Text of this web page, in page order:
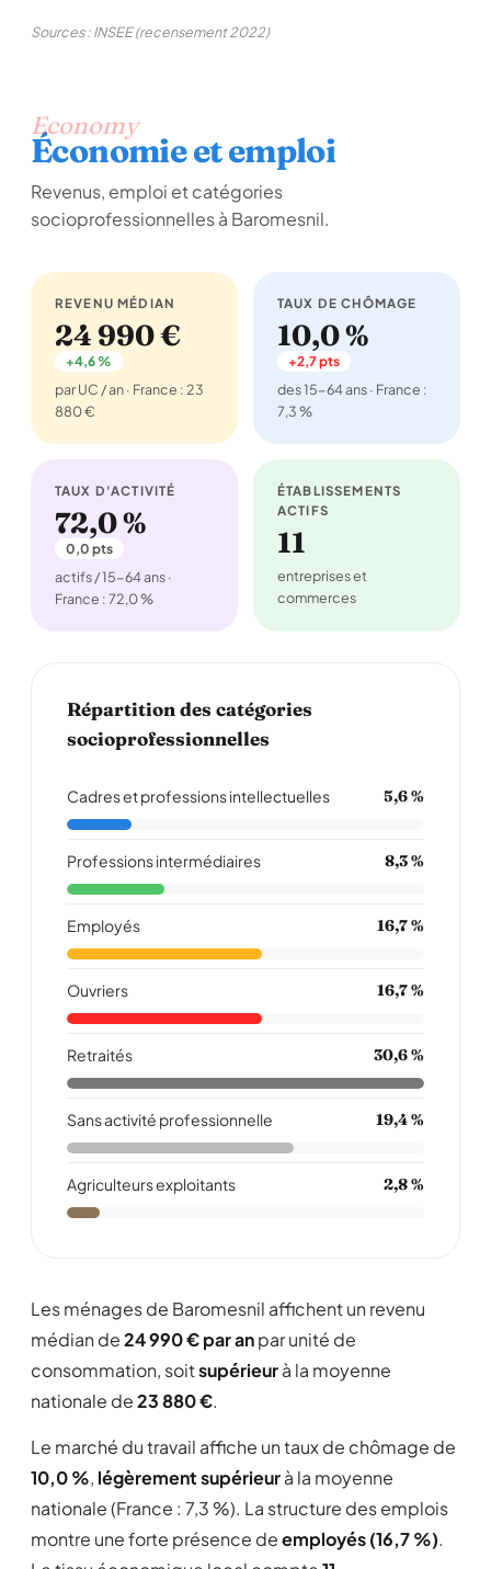
Sources : INSEE (recensement 2022)
Economy
Économie et emploi
Revenus, emploi et catégories
socioprofessionnelles à Baromesnil.
REVENU MÉDIAN
24 990 €
+4,6 %
par UC / an · France : 23
880 €
TAUX DE CHÔMAGE
10,0 %
+2,7 pts
des 15-64 ans · France :
7,3 %
TAUX D'ACTIVITÉ
72,0 %
0,0 pts
actifs / 15-64 ans ·
France : 72,0 %
ÉTABLISSEMENTS
ACTIFS
11
entreprises et
commerces
Répartition des catégories
socioprofessionnelles
Cadres et professions intellectuelles 5,6 %
Professions intermédiaires 8,3 %
Employés 16,7 %
Ouvriers 16,7 %
Retraités 30,6 %
Sans activité professionnelle 19,4 %
Agriculteurs exploitants 2,8 %
Les ménages de Baromesnil affichent un revenu
médian de24 990 € par anpar unité de
consommation, soitsupérieurà la moyenne
nationale de23 880 €.
Le marché du travail affiche un taux de chômage de
10,0 %, légèrement supérieurà la moyenne
nationale (France : 7,3 %). La structure des emplois
montre une forte présence deemployés (16,7 %).